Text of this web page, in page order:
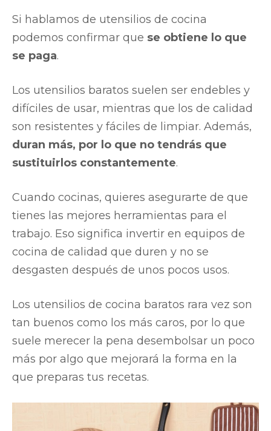
Si hablamos de utensilios de cocina
podemos confirmar que se obtiene lo que
se paga.
Los utensilios baratos suelen ser endebles y
difíciles de usar, mientras que los de calidad
son resistentes y fáciles de limpiar. Además,
duran más, por lo que no tendrás que
sustituirlos constantemente.
Cuando cocinas, quieres asegurarte de que
tienes las mejores herramientas para el
trabajo. Eso significa invertir en equipos de
cocina de calidad que duren y no se
desgasten después de unos pocos usos.
Los utensilios de cocina baratos rara vez son
tan buenos como los más caros, por lo que
suele merecer la pena desembolsar un poco
más por algo que mejorará la forma en la
que preparas tus recetas.